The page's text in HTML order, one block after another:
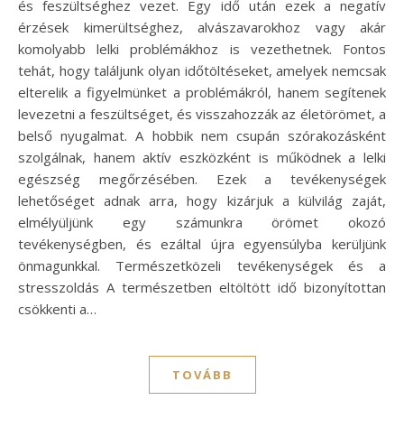
és feszültséghez vezet. Egy idő után ezek a negatív
érzések kimerültséghez, alvászavarokhoz vagy akár
komolyabb lelki problémákhoz is vezethetnek. Fontos
tehát, hogy találjunk olyan időtöltéseket, amelyek nemcsak
elterelik a figyelmünket a problémákról, hanem segítenek
levezetni a feszültséget, és visszahozzák az életörömet, a
belső nyugalmat. A hobbik nem csupán szórakozásként
szolgálnak, hanem aktív eszközként is működnek a lelki
egészség megőrzésében. Ezek a tevékenységek
lehetőséget adnak arra, hogy kizárjuk a külvilág zaját,
elmélyüljünk egy számunkra örömet okozó
tevékenységben, és ezáltal újra egyensúlyba kerüljünk
önmagunkkal. Természetközeli tevékenységek és a
stresszoldás A természetben eltöltött idő bizonyítottan
csökkenti a…
TOVÁBB